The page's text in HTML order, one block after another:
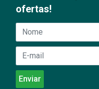
ofertas!